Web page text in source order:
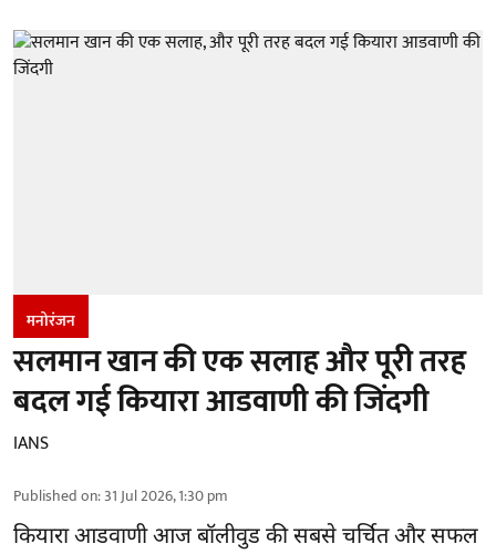
मनोरंजन
सलमान खान की एक सलाह और पूरी तरह
बदल गई कियारा आडवाणी की जिंदगी
IANS
Published on:31 Jul 2026, 1:30 pm
कियारा आडवाणी आज बॉलीवुड की सबसे चर्चित और सफल